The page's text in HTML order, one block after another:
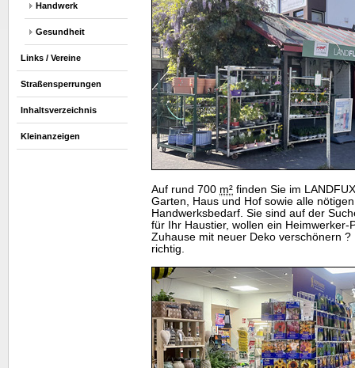
Handwerk
Gesundheit
Links / Vereine
Straßensperrungen
Inhaltsverzeichnis
Kleinanzeigen
Auf rund 700 m² finden Sie im
Garten, Haus und Hof sowie alle
Handwerksbedarf. Sie sind auf der
für Ihr Haustier, wollen ein
Zuhause mit neuer Deko verschönern
richtig.